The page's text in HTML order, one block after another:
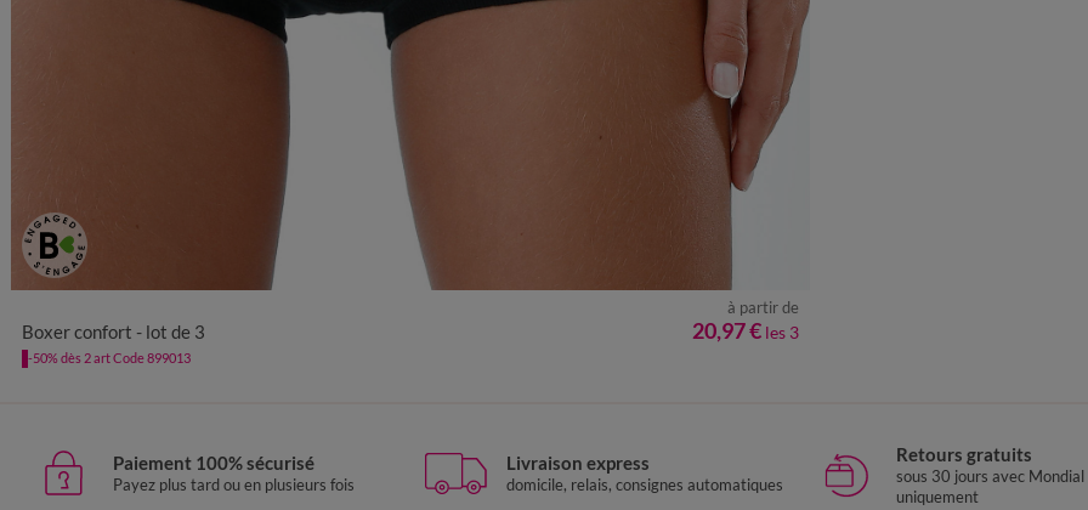
Boxer confort - lot de 3
à partir de
20,97 € les 3
-50% dès 2 art Code 899013
Paiement 100% sécurisé
Payez plus tard ou en plusieurs fois
Livraison express
domicile, relais, consignes automatiques
Retours gratuits
sous 30 jours avec Mondial
uniquement